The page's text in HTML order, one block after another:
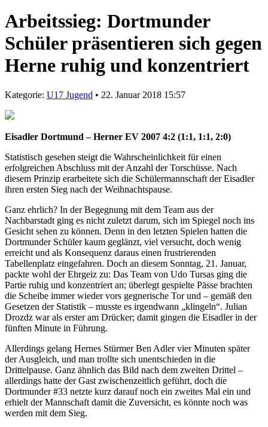
Arbeitssieg: Dortmunder
Schüler präsentieren sich gegen
Herne ruhig und konzentriert
Kategorie: U17 Jugend • 22. Januar 2018 15:57
Eisadler Dortmund – Herner EV 2007 4:2 (1:1, 1:1, 2:0)
Statistisch gesehen steigt die Wahrscheinlichkeit für einen
erfolgreichen Abschluss mit der Anzahl der Torschüsse. Nach
diesem Prinzip erarbeitete sich die Schülermannschaft der Eisadler
ihren ersten Sieg nach der Weihnachtspause.
Ganz ehrlich? In der Begegnung mit dem Team aus der
Nachbarstadt ging es nicht zuletzt darum, sich im Spiegel noch ins
Gesicht sehen zu können. Denn in den letzten Spielen hatten die
Dortmunder Schüler kaum geglänzt, viel versucht, doch wenig
erreicht und als Konsequenz daraus einen frustrierenden
Tabellenplatz eingefahren. Doch an diesem Sonntag, 21. Januar,
packte wohl der Ehrgeiz zu: Das Team von Udo Tursas ging die
Partie ruhig und konzentriert an; überlegt gespielte Pässe brachten
die Scheibe immer wieder vors gegnerische Tor und – gemäß den
Gesetzen der Statistik – musste es irgendwann „klingeln“. Julian
Drozdz war als erster am Drücker; damit gingen die Eisadler in der
fünften Minute in Führung.
Allerdings gelang Hernes Stürmer Ben Adler vier Minuten später
der Ausgleich, und man trollte sich unentschieden in die
Drittelpause. Ganz ähnlich das Bild nach dem zweiten Drittel –
allerdings hatte der Gast zwischenzeitlich geführt, doch die
Dortmunder #33 netzte kurz darauf noch ein zweites Mal ein und
erhielt der Mannschaft damit die Zuversicht, es könnte noch was
werden mit dem Sieg.